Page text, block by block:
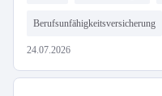
Berufsunfähigkeitsversicherung
24.07.2026